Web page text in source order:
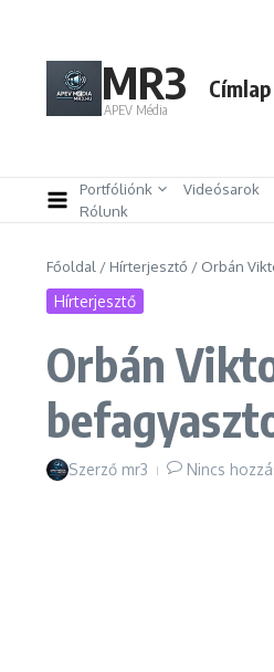
MR3
APEV Média
Címlap
Portfóliónk Videósarok
Rólunk
Főoldal / Hírterjesztő / Orbán
Hírterjesztő
Orbán
Szerző mr3 Nincs